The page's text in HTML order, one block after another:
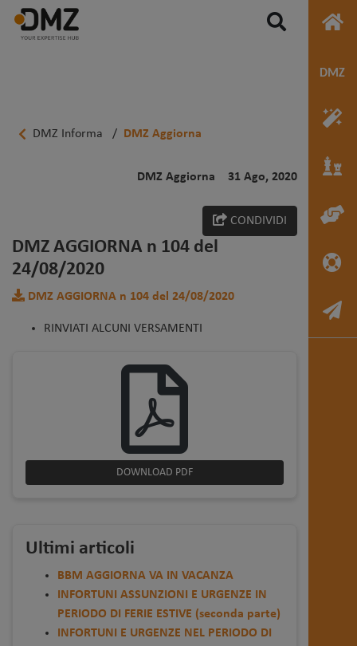
DMZ Informa / DMZ Aggiorna
DMZ Aggiorna 31 Ago, 2020
CONDIVIDI
DMZ AGGIORNA n 104 del
24/08/2020
DMZ AGGIORNA n 104 del 24/08/2020
RINVIATI ALCUNI VERSAMENTI
DOWNLOAD PDF
Ultimi articoli
BBM AGGIORNA VA IN VACANZA
INFORTUNI ASSUNZIONI E URGENZE IN
PERIODO DI FERIE ESTIVE (seconda parte)
INFORTUNI E URGENZE NEL PERIODO DI